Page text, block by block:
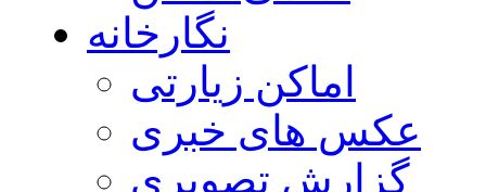
نگارخانه
اماکن زیارتی
عکس های خبری
گزارش تصویری